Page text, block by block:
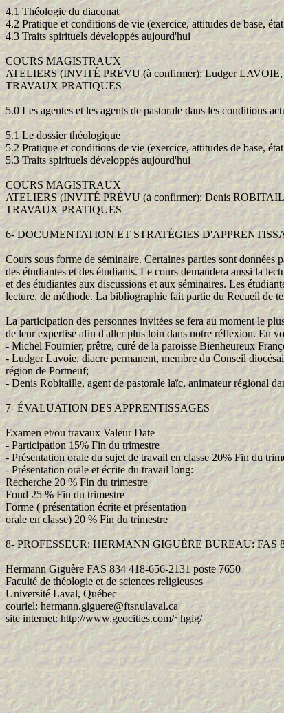
4.1 Théologie du diaconat
4.2 Pratique et conditions de vie (exercice, attitudes de base,
4.3 Traits spirituels développés aujourd'hui
COURS MAGISTRAUX
ATELIERS (INVITÉ PRÉVU (à confirmer): Ludger LAVOIE,
TRAVAUX PRATIQUES
5.0 Les agentes et les agents de pastorale dans les conditions
5.1 Le dossier théologique
5.2 Pratique et conditions de vie (exercice, attitudes de base,
5.3 Traits spirituels développés aujourd'hui
COURS MAGISTRAUX
ATELIERS (INVITÉ PRÉVU (à confirmer): Denis
TRAVAUX PRATIQUES
6- DOCUMENTATION ET STRATÉGIES
Cours sous forme de séminaire. Certaines parties sont
des étudiantes et des étudiants. Le cours demandera aussi la
et des étudiantes aux discussions et aux séminaires. Les
lecture, de méthode. La bibliographie fait partie du Recueil de
La participation des personnes invitées se fera au moment le
de leur expertise afin d'aller plus loin dans notre réflexion. En
- Michel Fournier, prêtre, curé de la paroisse Bienheureux
- Ludger Lavoie, diacre permanent, membre du Conseil
région de Portneuf;
- Denis Robitaille, agent de pastorale laïc, animateur régional
7- ÉVALUATION DES APPRENTISSAGES
Examen et/ou travaux Valeur Date
- Participation 15% Fin du trimestre
- Présentation orale du sujet de travail en classe 20% Fin du
- Présentation orale et écrite du travail long:
Recherche 20 % Fin du trimestre
Fond 25 % Fin du trimestre
Forme ( présentation écrite et présentation
orale en classe) 20 % Fin du trimestre
8- PROFESSEUR: HERMANN GIGUÈRE BUREAU: FAS
Hermann Giguère FAS 834 418-656-2131 poste 7650
Faculté de théologie et de sciences religieuses
Université Laval, Québec
couriel: hermann.giguere@ftsr.ulaval.ca
site internet: http://www.geocities.com/~hgig/